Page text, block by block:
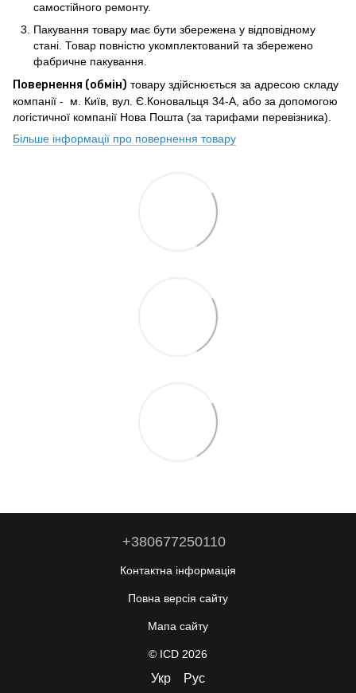
самостійного ремонту.
Пакування товару має бути збережена у відповідному
стані. Товар повністю укомплектований та збережено
фабричне пакування.
Повернення (обмін) товару здійснюється за адресою складу
компанії - м. Київ, вул. Є.Коновальця 34-А, або за допомогою
логістичної компанії Нова Пошта (за тарифами перевізника).
Більше інформації про повернення товару
+380677250110
Контактна інформація
Повна версія сайту
Мапа сайту
© ICD 2026
Укр Рус